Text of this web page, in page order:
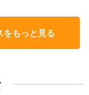
をもっと見る